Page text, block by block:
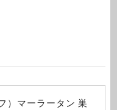
）マーラータン 巣